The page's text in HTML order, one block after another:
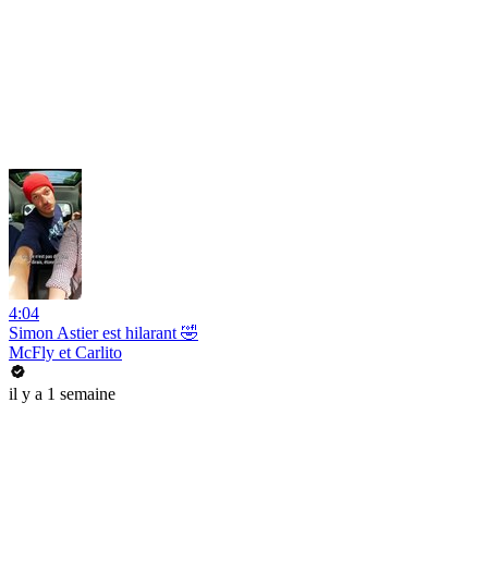
4:04
Simon Astier est hilarant 🤣
McFly et Carlito
il y a 1 semaine